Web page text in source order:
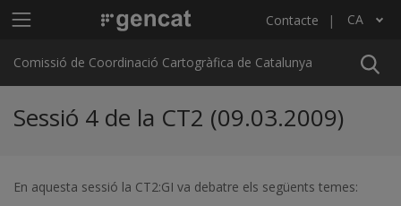
Menú principal C4 Contacte CA
Llista les accions addicionals
Comissió de Coordinació Cartogràfica de Catalunya
Sessió 4 de la CT2 (09.03.2009)
En aquesta sessió la CT2:GI va debatre els següents temes: